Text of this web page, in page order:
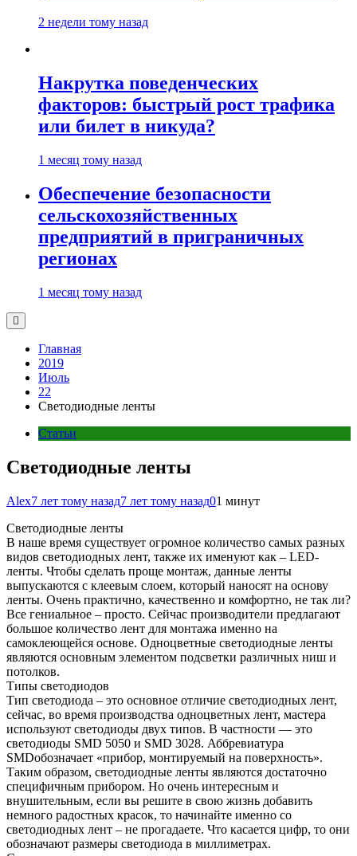
2 недели тому назад
Накрутка поведенческих
факторов: быстрый рост трафика
или билет в никуда?
1 месяц тому назад
Обеспечение безопасности
сельскохозяйственных
предприятий в приграничных
регионах
1 месяц тому назад
Главная
2019
Июль
22
Светодиодные ленты
Статьи
Светодиодные ленты
Alex7 лет тому назад7 лет тому назад01 минут
Светодиодные ленты
В наше время существует огромное количество самых разных
видов светодиодных лент, также их именуют как – LED-
ленты. Чтобы сделать проще монтаж, данные ленты
выпускаются с клеевым слоем, который наносят на основу
ленты. Очень практично, качественно и комфортно, не так ли?
Все гениальное – просто. Сейчас производители предлагают
большое количество лент для монтажа именно на
самоклеющейся основе. Одноцветные светодиодные ленты
являются основным элементом подсветки различных ниш и
потолков.
Типы светодиодов
Тип светодиода – это основное отличие светодиодных лент,
сейчас, во время производства одноцветных лент, мастера
используют светодиоды двух типов. В частности — это
светодиоды SMD 5050 и SMD 3028. Аббревиатура
SMDобозначает «прибор, монтируемый на поверхность».
Таким образом, светодиодные ленты являются достаточно
специфичным прибором. Но очень интересным и
внушительным, если вы решите в свою жизнь добавить
немного радостных красок, то начинайте именно со
светодиодных лент – не прогадаете. Что касается цифр, то они
обозначают размеры светодиода в миллиметрах.